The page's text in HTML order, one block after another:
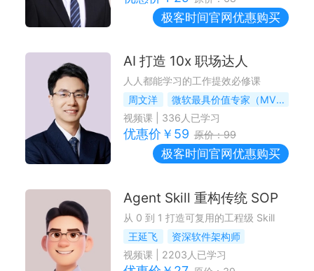
极客时间官网优惠购买
AI 打造 10x 职场达人
人人都能学习的工作提效必修课
周文洋
微软最具价值专家（MVP）
视频课| 336 人已学习
优惠价￥ 59 原价：99
极客时间官网优惠购买
Agent Skill 重构传统 SOP
从 0 到 1 打造可复用的工程级 Skill
王延飞
资深软件架构师
视频课| 2203 人已学习